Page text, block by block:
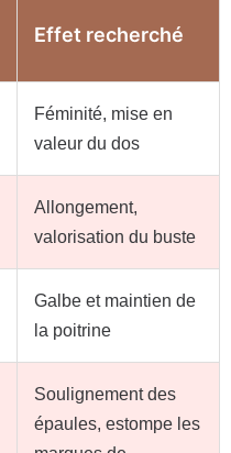
Effet recherché
Féminité, mise en
valeur du dos
Allongement,
valorisation du buste
Galbe et maintien de
la poitrine
Soulignement des
épaules, estompe les